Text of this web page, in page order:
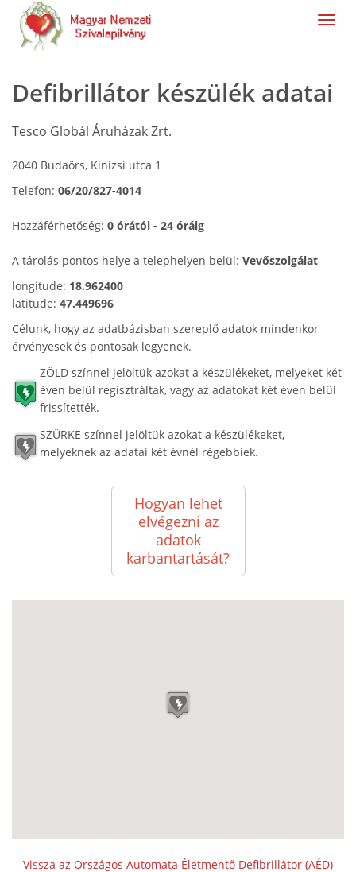
Defibrillátor készülék adatai
Tesco Globál Áruházak Zrt.
2040 Budaörs, Kinizsi utca 1
Telefon: 06/20/827-4014
Hozzáférhetőség: 0 órától - 24 óráig
A tárolás pontos helye a telephelyen belül: Vevőszolgálat
longitude: 18.962400
latitude: 47.449696
Célunk, hogy az adatbázisban szereplő adatok mindenkor
érvényesek és pontosak legyenek.
ZÖLD színnel jelöltük azokat a készülékeket, melyeket két
éven belül regisztráltak, vagy az adatokat két éven belül
frissítették.
SZÜRKE színnel jelöltük azokat a készülékeket,
melyeknek az adatai két évnél régebbiek.
Hogyan lehet
elvégezni az
adatok
karbantartását?
Vissza az Országos Automata Életmentő Defibrillátor (AÉD)